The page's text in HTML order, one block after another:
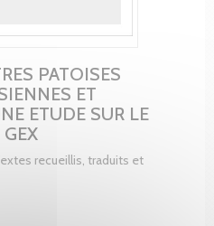
PATOISES
ET
ETUDE SUR LE
recueillis, traduits et